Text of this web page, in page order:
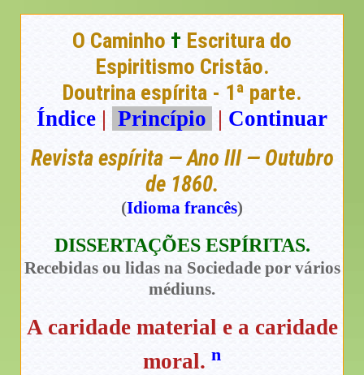
O Caminho † Escritura do
Espiritismo Cristão.
Doutrina espírita - 1ª parte.
Índice | Princípio | Continuar
Revista espírita — Ano III — Outubro
de 1860.
(Idioma francês)
DISSERTAÇÕES ESPÍRITAS.
Recebidas ou lidas na Sociedade por vários
médiuns.
A caridade material e a caridade
moral. n